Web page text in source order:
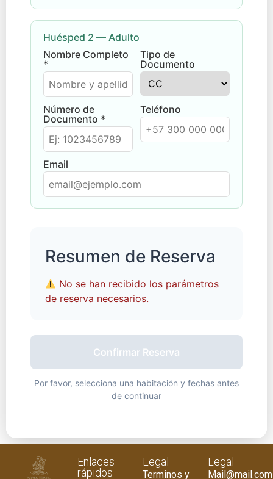
Huésped 2 — Adulto
Nombre Completo
*
Tipo de
Documento
Número de
Documento *
Teléfono
Email
Resumen de Reserva
No se han recibido los parámetros
de reserva necesarios.
Confirmar Reserva
Por favor, selecciona una habitación y fechas antes
de continuar
Enlaces
rápidos
Legal
Terminos y
Legal
Mail@mail.com